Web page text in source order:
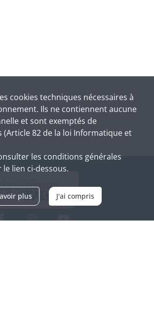
cookies techniques nécessaires à
Ils ne contiennent aucune
et sont exemptés de
(Article 82 de la loi Informatique et
les conditions générales
le lien ci-dessous.
plus J'ai compris